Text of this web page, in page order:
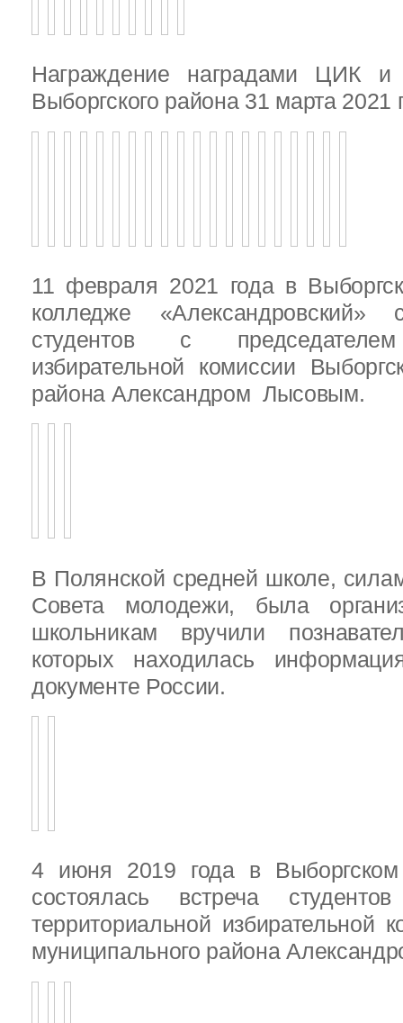
Награждение наградами ЦИК
Выборгского района 31 марта 2021
11 февраля 2021 года в
колледже «Александровский»
студентов с председателем
избирательной комиссии
района Александром Лысовым.
В Полянской средней школе,
Совета молодежи, была
школьникам вручили
которых находилась
документе России.
4 июня 2019 года в
состоялась встреча
территориальной избирательной
муниципального района